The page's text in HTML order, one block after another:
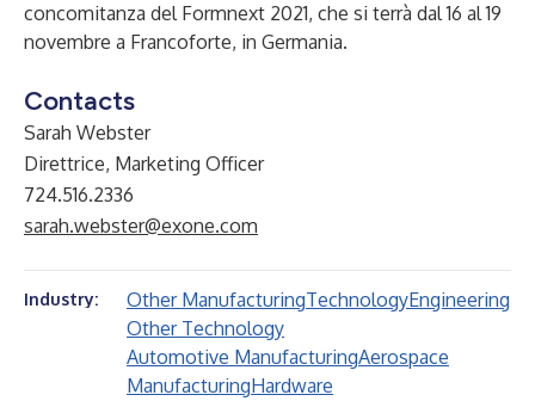
concomitanza del Formnext 2021, che si terrà dal 16 al 19
novembre a Francoforte, in Germania.
Contacts
Sarah Webster
Direttrice, Marketing Officer
724.516.2336
sarah.webster@exone.com
Industry: Other ManufacturingTechnologyEngineering
Other Technology
Automotive ManufacturingAerospace
ManufacturingHardware